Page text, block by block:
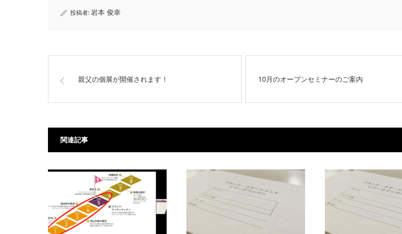
投稿者:岩本 俊幸
親父の個展が開催されます！ 10月のオープンセミナーのご案内
関連記事